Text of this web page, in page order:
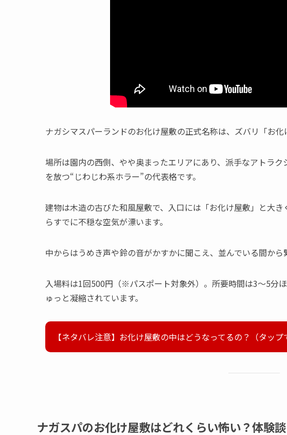
ナガシマスパーランドのお化け屋敷の正式名称は、ズバリ「お化
場所は園内の西側、やや奥まったエリアにあり、派手なアトラ
を放つ“じわじわ系ホラー”の代表格です。
建物は木造の古びた和風屋敷で、入口には「お化け屋敷」と大
らすでに不穏な空気が漂います。
中からはうめき声や鈴の音がかすかに聞こえ、並んでいる間から
入場料は1回500円（※パスポート対象外）。所要時間は3～5分
ゅっと凝縮されています。
【ネタバレ注意】お化け屋敷の中はどうなってるの？（タップ
ナガスパのお化け屋敷はどれくらい怖い？体験